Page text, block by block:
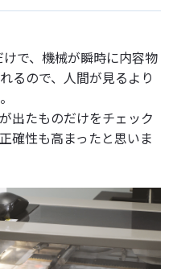
で、機械が瞬時に内容物
るので、人間が見るより
出たものだけをチェック
確性も高まったと思いま